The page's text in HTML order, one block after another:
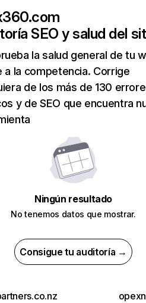
SEO y salud del
la salud general de tu
a la competencia. Corrige
de los más de 130
y de SEO que encuentra
Ningún resultado
No tenemos datos que mostrar.
Consigue tu auditoría →